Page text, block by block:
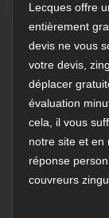
Lecques offre
entièrement
devis ne vous
votre devis,
déplacer
évaluation
cela, il vous
notre site et en
réponse
couvreurs